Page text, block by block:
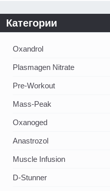
Категории
Oxandrol
Plasmagen Nitrate
Pre-Workout
Mass-Peak
Oxanoged
Аnastrozol
Muscle Infusion
D-Stunner